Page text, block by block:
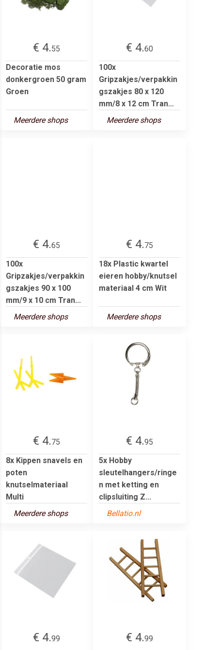
€ 4.55
Decoratie mos
donkergroen 50 gram
Groen
Meerdere shops
€ 4.60
100x
Gripzakjes/verpakkin
gszakjes 80 x 120
mm/8 x 12 cm Tran...
Meerdere shops
€ 4.65
100x
Gripzakjes/verpakkin
gszakjes 90 x 100
mm/9 x 10 cm Tran...
Meerdere shops
€ 4.75
18x Plastic kwartel
eieren hobby/knutsel
materiaal 4 cm Wit
Meerdere shops
€ 4.75
8x Kippen snavels en
poten
knutselmateriaal
Multi
Meerdere shops
€ 4.95
5x Hobby
sleutelhangers/ringe
n met ketting en
clipsluiting Z...
Bellatio.nl
€ 4.99 € 4.99